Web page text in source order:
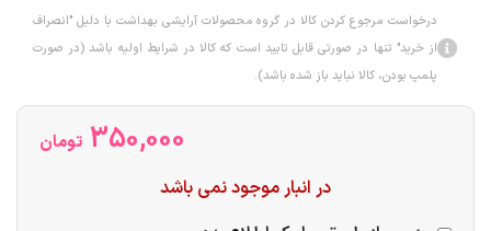
درخواست مرجوع کردن کالا در گروه محصولات آرایشی بهداشت با دلیل "انصراف
از خرید" تنها در صورتی قابل تایید است که کالا در شرایط اولیه باشد (در صورت
پلمپ بودن، کالا نباید باز شده باشد).
350,000 تومان
در انبار موجود نمی باشد